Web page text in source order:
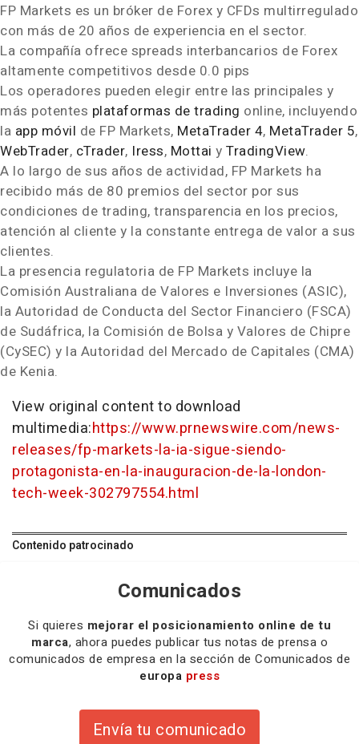
FP Markets es un bróker de Forex y CFDs multirregulado
con más de 20 años de experiencia en el sector.
La compañía ofrece spreads interbancarios de Forex
altamente competitivos desde 0.0 pips
Los operadores pueden elegir entre las principales y
más potentes plataformas de trading online, incluyendo
la app móvil de FP Markets, MetaTrader 4, MetaTrader 5,
WebTrader, cTrader, Iress, Mottai y TradingView.
A lo largo de sus años de actividad, FP Markets ha
recibido más de 80 premios del sector por sus
condiciones de trading, transparencia en los precios,
atención al cliente y la constante entrega de valor a sus
clientes.
La presencia regulatoria de FP Markets incluye la
Comisión Australiana de Valores e Inversiones (ASIC),
la Autoridad de Conducta del Sector Financiero (FSCA)
de Sudáfrica, la Comisión de Bolsa y Valores de Chipre
(CySEC) y la Autoridad del Mercado de Capitales (CMA)
de Kenia.
View original content to download
multimedia:https://www.prnewswire.com/news-
releases/fp-markets-la-ia-sigue-siendo-
protagonista-en-la-inauguracion-de-la-london-
tech-week-302797554.html
Contenido patrocinado
Comunicados
Si quieres mejorar el posicionamiento online de tu
marca, ahora puedes publicar tus notas de prensa o
comunicados de empresa en la sección de Comunicados de
europa press
Envía tu comunicado